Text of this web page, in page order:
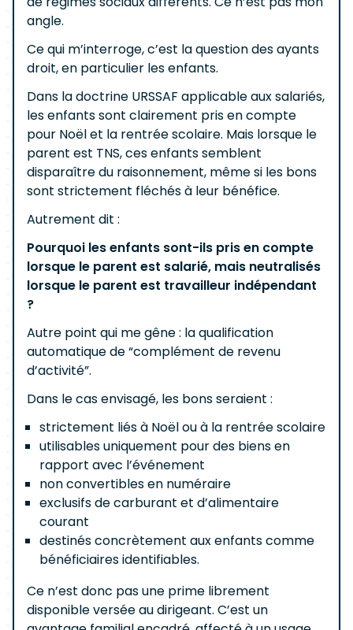
angle.
Ce qui m’interroge, c’est la question des ayants
droit, en particulier les enfants.
Dans la doctrine URSSAF applicable aux salariés,
les enfants sont clairement pris en compte
pour Noël et la rentrée scolaire. Mais lorsque le
parent est TNS, ces enfants semblent
disparaître du raisonnement, même si les bons
sont strictement fléchés à leur bénéfice.
Autrement dit :
Pourquoi les enfants sont-ils pris en compte
lorsque le parent est salarié, mais neutralisés
lorsque le parent est travailleur indépendant
?
Autre point qui me gêne : la qualification
automatique de “complément de revenu
d’activité”.
Dans le cas envisagé, les bons seraient :
strictement liés à Noël ou à la rentrée scolaire
utilisables uniquement pour des biens en
rapport avec l’événement
non convertibles en numéraire
exclusifs de carburant et d’alimentaire
courant
destinés concrètement aux enfants comme
bénéficiaires identifiables.
Ce n’est donc pas une prime librement
disponible versée au dirigeant. C’est un